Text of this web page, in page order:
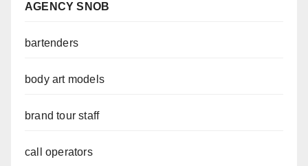
AGENCY SNOB
bartenders
body art models
brand tour staff
call operators